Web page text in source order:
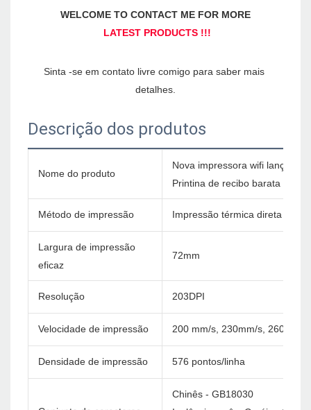
Sinta -se em contato livre comigo para saber mais
Descrição dos produtos
Nome do produto
Nova impressora wifi lançada
Printina de recibo barata
Método de impressão Impressão térmica direta
Largura de impressão
eficaz
72mm
Resolução 203DPI
Velocidade de impressão 200 mm/s, 230mm/s, 260mm/s
Densidade de impressão 576 pontos/linha
Chinês - GB18030